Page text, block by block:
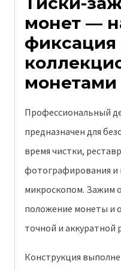
осмотра.
монет —
фиксация
монетами
Профессиональный
предназначен для
время чистки,
фотографирования и
микроскопом. Зажим
положение монеты и
точной и аккуратной
Конструкция